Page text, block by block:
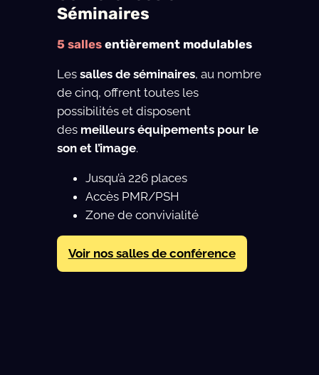
Séminaires
5 sallesentièrement modulables
Les salles de séminaires, au nombre
de cinq, offrent toutes les
possibilités et disposent
des meilleurs équipements pour le
son et l’image.
Jusqu’à 226 places
Accès PMR/PSH
Zone de convivialité
Voir nos salles de conférence